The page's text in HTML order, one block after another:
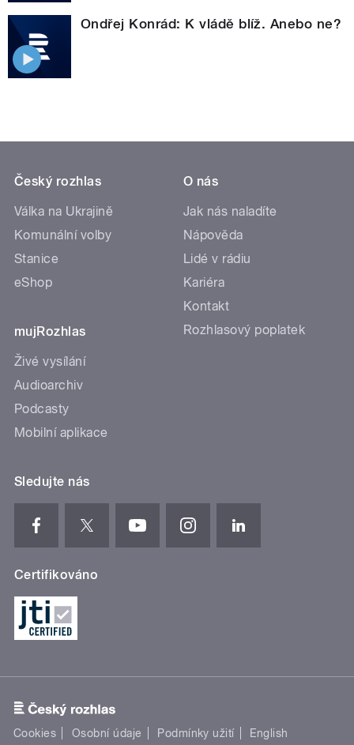
Ondřej Konrád: K vládě blíž. Anebo ne?
Český rozhlas
Válka na Ukrajině
Komunální volby
Stanice
eShop
mujRozhlas
Živé vysílání
Audioarchiv
Podcasty
Mobilní aplikace
O nás
Jak nás naladíte
Nápověda
Lidé v rádiu
Kariéra
Kontakt
Rozhlasový poplatek
Sledujte nás
Certifikováno
Cookies Osobní údaje Podmínky užití English